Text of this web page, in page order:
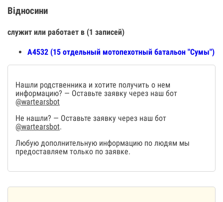
Відносини
служит или работает в (1 записей)
А4532 (15 отдельный мотопехотный батальон "Сумы")
Нашли родственника и хотите получить о нем
информацию? — Оставьте заявку через наш бот
@wartearsbot
Не нашли? — Оставьте заявку через наш бот
@wartearsbot.
Любую дополнительную информацию по людям мы
предоставляем только по заявке.